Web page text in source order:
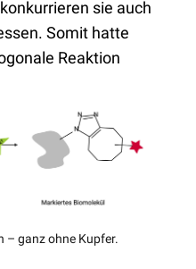
sie auch
Somit hatte
Reaktion
– ganz ohne Kupfer.